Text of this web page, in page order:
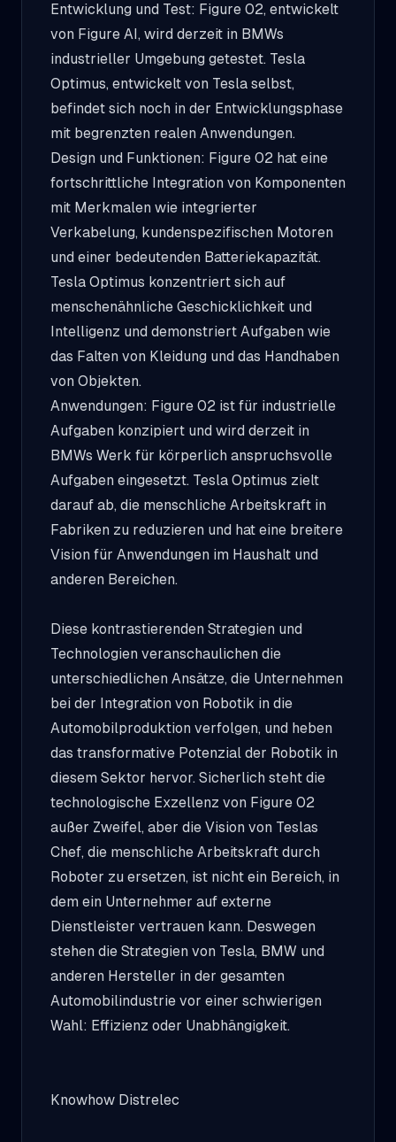
Entwicklung und Test: Figure 02, entwickelt
von Figure AI, wird derzeit in BMWs
industrieller Umgebung getestet. Tesla
Optimus, entwickelt von Tesla selbst,
befindet sich noch in der Entwicklungsphase
mit begrenzten realen Anwendungen.
Design und Funktionen: Figure 02 hat eine
fortschrittliche Integration von Komponenten
mit Merkmalen wie integrierter
Verkabelung, kundenspezifischen Motoren
und einer bedeutenden Batteriekapazität.
Tesla Optimus konzentriert sich auf
menschenähnliche Geschicklichkeit und
Intelligenz und demonstriert Aufgaben wie
das Falten von Kleidung und das Handhaben
von Objekten.
Anwendungen: Figure 02 ist für industrielle
Aufgaben konzipiert und wird derzeit in
BMWs Werk für körperlich anspruchsvolle
Aufgaben eingesetzt. Tesla Optimus zielt
darauf ab, die menschliche Arbeitskraft in
Fabriken zu reduzieren und hat eine breitere
Vision für Anwendungen im Haushalt und
anderen Bereichen.
Diese kontrastierenden Strategien und
Technologien veranschaulichen die
unterschiedlichen Ansätze, die Unternehmen
bei der Integration von Robotik in die
Automobilproduktion verfolgen, und heben
das transformative Potenzial der Robotik in
diesem Sektor hervor. Sicherlich steht die
technologische Exzellenz von Figure 02
außer Zweifel, aber die Vision von Teslas
Chef, die menschliche Arbeitskraft durch
Roboter zu ersetzen, ist nicht ein Bereich, in
dem ein Unternehmer auf externe
Dienstleister vertrauen kann. Deswegen
stehen die Strategien von Tesla, BMW und
anderen Hersteller in der gesamten
Automobilindustrie vor einer schwierigen
Wahl: Effizienz oder Unabhängigkeit.
Knowhow Distrelec